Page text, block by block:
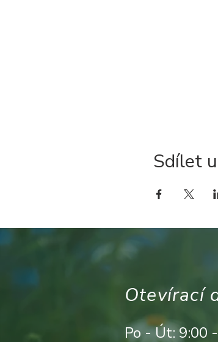
Sdílet
Otevírací
Po - Út: 9:00